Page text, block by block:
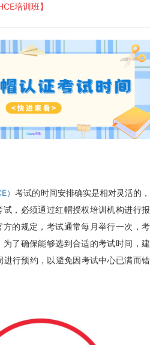
培训班】
）考试的时间安排确实是相对灵活的，
，必须通过红帽授权培训机构进行报
的规定，考试通常每月举行一次，考
了确保能够选到合适的考试时间，建
进行预约，以避免因考试中心已满而错